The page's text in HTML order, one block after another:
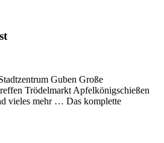
Guben Große
Trödelmarkt Apfelkönigschießen
vieles mehr … Das komplette